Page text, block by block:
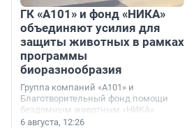
ГК «А101» и фонд «НИКА»
объединяют усилия для
защиты животных в рамках
программы
биоразнообразия
Группа компаний «А101» и
Благотворительный фонд помощи
бездомным животным «НИКА»
заключили соглашение о
6 августа, 12:26